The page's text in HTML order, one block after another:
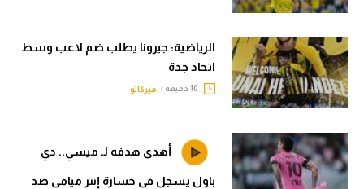
الرياضية: جيرونا يطلب ضم لاعب وسط
اتحاد جدة
ميركاتو
أهدى هدفه لـ ميسي.. دي
باول يسجل في خسارة إنتر ميامي ضد